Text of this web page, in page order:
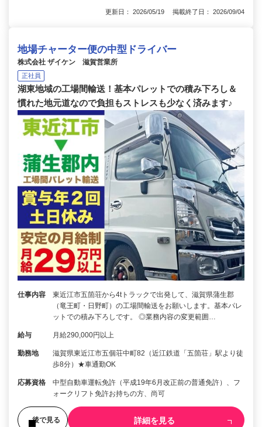
更新日： 2026/05/19 掲載終了日： 2026/09/04
地場チャーター便の中型ドライバー
株式会社 ザイケン 滋賀営業所
正社員
湖東地域の工場間輸送！基本パレットでの積み下ろし＆
慣れた地元道なので負担もストレスも少なく済みます♪
仕事内容
東近江市五箇荘から4tトラックで出発して、滋賀県蒲生郡
（竜王町・日野町）の工場間輸送をお願いします。基本パレ
ットでの積み下ろしです。 ◎業務内容の変更範囲…
給与 月給290,000円以上
勤務地
滋賀県東近江市五個荘中町82（近江鉄道「五箇荘」駅より徒
歩8分）★車通勤OK
応募資格
中型自動車運転免許（平成19年6月改正前の普通免許）、フ
ォークリフト免許お持ちの方、尚可
後で見る 詳細を見る